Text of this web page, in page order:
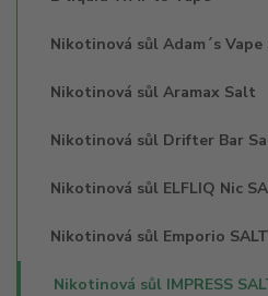
Nikotinová sůl Adam´s Vape
Nikotinová sůl Aramax Salt
Nikotinová sůl Drifter Bar
Nikotinová sůl ELFLIQ Nic
Nikotinová sůl Emporio SALT
Nikotinová sůl IMPRESS